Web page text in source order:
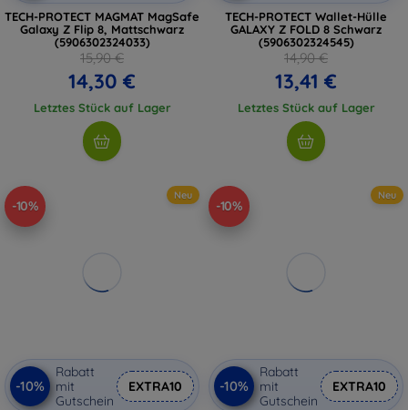
TECH-PROTECT MAGMAT MagSafe
Galaxy Z Flip 8, Mattschwarz
(5906302324033)
15,90 €
14,30 €
Letztes Stück auf Lager
TECH-PROTECT Wallet-Hülle
GALAXY Z FOLD 8 Schwarz
(5906302324545)
14,90 €
13,41 €
Letztes Stück auf Lager
-10%
Neu
-10%
Rabatt
mit
Gutschein
EXTRA10
-10%
Neu
-10%
Rabatt
mit
Gutschein
EXTRA10